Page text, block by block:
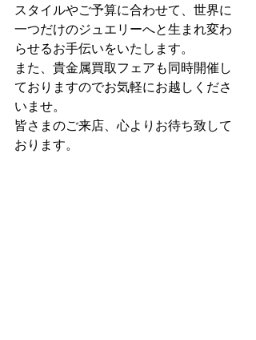
スタイルやご予算に合わせて、世界に
一つだけのジュエリーへと生まれ変わ
らせるお手伝いをいたします。
また、貴金属買取フェアも同時開催し
ておりますのでお気軽にお越しくださ
いませ。
皆さまのご来店、心よりお待ち致して
おります。